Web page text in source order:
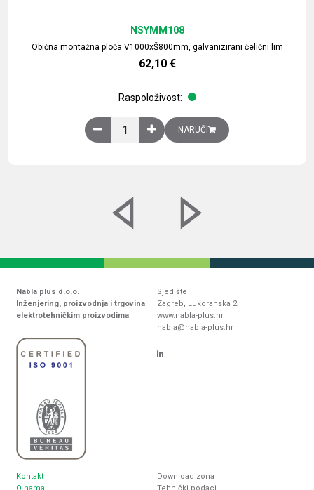
Obična montažna ploča V1000xŠ800mm, galvanizirani čelični lim
NSYMM108
62,10 €
Raspoloživost:
Obična montažna ploča V1000xŠ800mm,
NARUČI
Nabla plus d.o.o.
Inženjering, proizvodnja i trgovina
elektrotehničkim proizvodima
Sjedište
Zagreb, Lukoranska 2
www.nabla-plus.hr
nabla@nabla-plus.hr
Kontakt
Download zona